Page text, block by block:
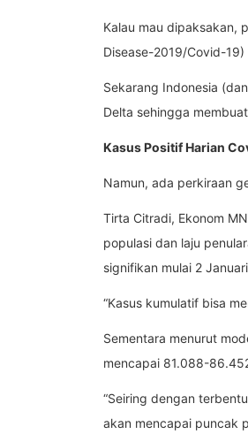
Kalau mau dipaksakan,
Disease-2019/Covid-
Sekarang Indonesia
Delta sehingga
Kasus Positif Harian
Namun, ada perkiraan
Tirta Citradi, Ekonom
populasi dan laju
signifikan mulai 2
“Kasus kumulatif bisa
Sementara menurut
mencapai 81.088-
“Seiring dengan
akan mencapai puncak